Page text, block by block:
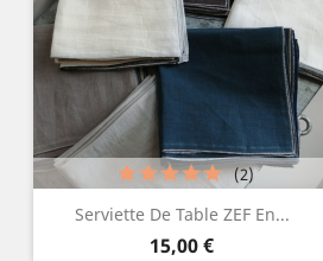
Serviette De Table ZEF En...
Prix
15,00 €
(2)